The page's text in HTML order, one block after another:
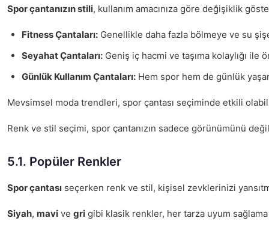
Spor çantanızın stili, kullanım amacınıza göre değişiklik
Fitness Çantaları: Genellikle daha fazla bölmeye ve su
Seyahat Çantaları: Geniş iç hacmi ve taşıma kolaylığı ile
Günlük Kullanım Çantaları: Hem spor hem de günlük
Mevsimsel moda trendleri, spor çantası seçiminde etkili
Renk ve stil seçimi, spor çantanızın sadece görünümünü
5.1. Popüler Renkler
Spor çantası seçerken renk ve stil, kişisel zevklerinizi
Siyah, mavi ve gri gibi klasik renkler, her tarza uyum